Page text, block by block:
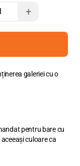
+
galeriei cu o
pentru bare cu
aceeași culoare ca